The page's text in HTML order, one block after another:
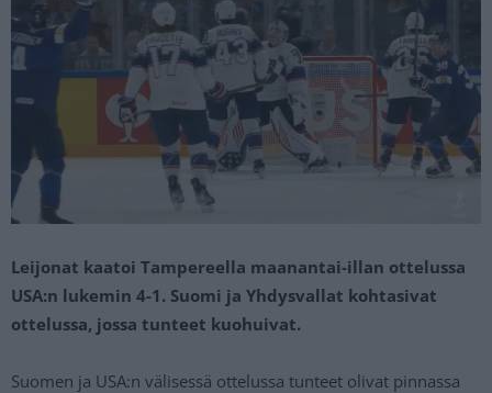
Leijonat kaatoi Tampereella maanantai-illan ottelussa
USA:n lukemin 4-1. Suomi ja Yhdysvallat kohtasivat
ottelussa, jossa tunteet kuohuivat.
Suomen ja USA:n välisessä ottelussa tunteet olivat pinnassa